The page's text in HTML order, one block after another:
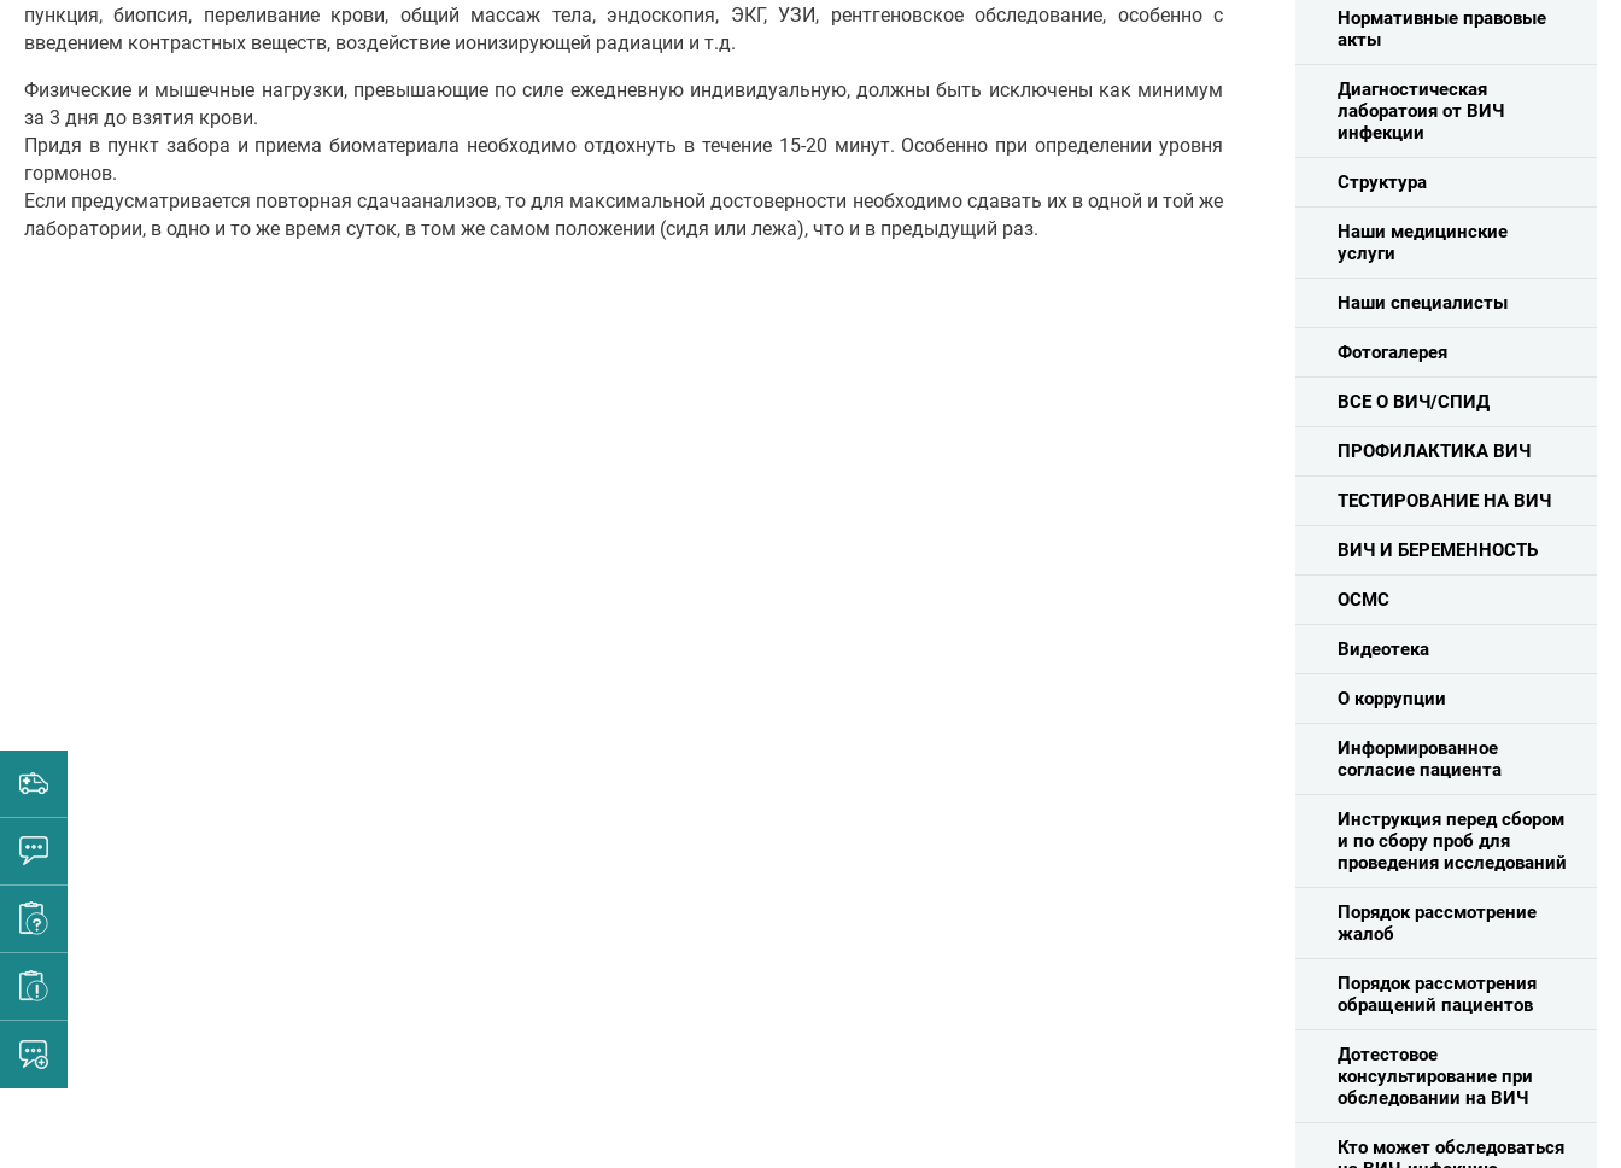
пункция, биопсия, переливание крови, общий массаж тела, эндоскопия, ЭКГ, УЗИ, рентгеновское обследование, особенно с
введением контрастных веществ, воздействие ионизирующей радиации и т.д.
Физические и мышечные нагрузки, превышающие по силе ежедневную индивидуальную, должны быть исключены как минимум
за 3 дня до взятия крови.
Придя в пункт забора и приема биоматериала необходимо отдохнуть в течение 15-20 минут. Особенно при определении уровня
гормонов.
Если предусматривается повторная сдачаанализов, то для максимальной достоверности необходимо сдавать их в одной и той же
лаборатории, в одно и то же время суток, в том же самом положении (сидя или лежа), что и в предыдущий раз.
Нормативные правовые
акты
Диагностическая
лаборатоия от ВИЧ
инфекции
Структура
Наши медицинские
услуги
Наши специалисты
Фотогалерея
ВСЕ О ВИЧ/СПИД
ПРОФИЛАКТИКА ВИЧ
ТЕСТИРОВАНИЕ НА ВИЧ
ВИЧ И БЕРЕМЕННОСТЬ
ОСМС
Видеотека
О коррупции
Информированное
согласие пациента
Инструкция перед сбором
и по сбору проб для
проведения исследований
Порядок рассмотрение
жалоб
Порядок рассмотрения
обращений пациентов
Дотестовое
консультирование при
обследовании на ВИЧ
Кто может обследоваться